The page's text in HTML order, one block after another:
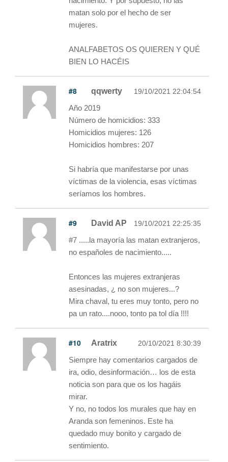
matan solo por el hecho de ser
mujeres.
ANALFABETOS OS QUIEREN Y QUÉ
BIEN LO HACÉIS
#8 qqwerty 19/10/2021 22:04:54
Año 2019
Número de homicidios: 333
Homicidios mujeres: 126
Homicidios hombres: 207
Si habría que manifestarse por unas
víctimas de la violencia, esas víctimas
seríamos los hombres.
#9 David AP 19/10/2021 22:25:35
#7 .....la mayoría las matan extranjeros,
no españoles de nacimiento.....
Entonces las mujeres extranjeras
asesinadas, ¿ no son mujeres...?
Mira chaval, tu eres muy tonto, pero no
pa un rato....nooo, tonto pa tol día !!!!
#10 Aratrix 20/10/2021 8:30:39
Siempre hay comentarios cargados de
ira, odio, desinformación… los de esta
noticia son para que os los hagáis
mirar.
Y no, no todos los murales que hay en
Aranda son femeninos. Este ha
quedado muy bonito y cargado de
sentimiento.